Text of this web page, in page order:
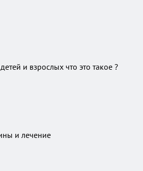
и взрослых что это такое ?
и лечение